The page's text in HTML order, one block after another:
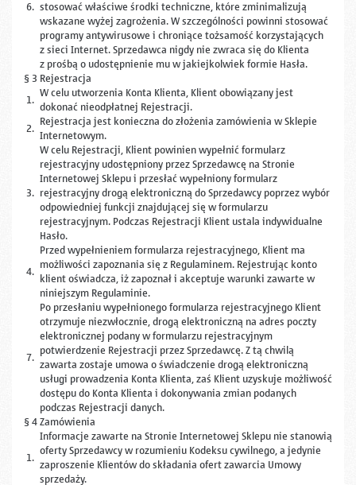
6. stosować właściwe środki techniczne, które zminimalizują
wskazane wyżej zagrożenia. W szczególności powinni stosować
programy antywirusowe i chroniące tożsamość korzystających
z sieci Internet. Sprzedawca nigdy nie zwraca się do Klienta
z prośbą o udostępnienie mu w jakiejkolwiek formie Hasła.
§ 3 Rejestracja
1. W celu utworzenia Konta Klienta, Klient obowiązany jest
dokonać nieodpłatnej Rejestracji.
2. Rejestracja jest konieczna do złożenia zamówienia w Sklepie
Internetowym.
3.
W celu Rejestracji, Klient powinien wypełnić formularz
rejestracyjny udostępniony przez Sprzedawcę na Stronie
Internetowej Sklepu i przesłać wypełniony formularz
rejestracyjny drogą elektroniczną do Sprzedawcy poprzez wybór
odpowiedniej funkcji znajdującej się w formularzu
rejestracyjnym. Podczas Rejestracji Klient ustala indywidualne
Hasło.
4.
Przed wypełnieniem formularza rejestracyjnego, Klient ma
możliwości zapoznania się z Regulaminem. Rejestrując konto
klient oświadcza, iż zapoznał i akceptuje warunki zawarte w
niniejszym Regulaminie.
7.
Po przesłaniu wypełnionego formularza rejestracyjnego Klient
otrzymuje niezwłocznie, drogą elektroniczną na adres poczty
elektronicznej podany w formularzu rejestracyjnym
potwierdzenie Rejestracji przez Sprzedawcę. Z tą chwilą
zawarta zostaje umowa o świadczenie drogą elektroniczną
usługi prowadzenia Konta Klienta, zaś Klient uzyskuje możliwość
dostępu do Konta Klienta i dokonywania zmian podanych
podczas Rejestracji danych.
§ 4 Zamówienia
1.
Informacje zawarte na Stronie Internetowej Sklepu nie stanowią
oferty Sprzedawcy w rozumieniu Kodeksu cywilnego, a jedynie
zaproszenie Klientów do składania ofert zawarcia Umowy
sprzedaży.